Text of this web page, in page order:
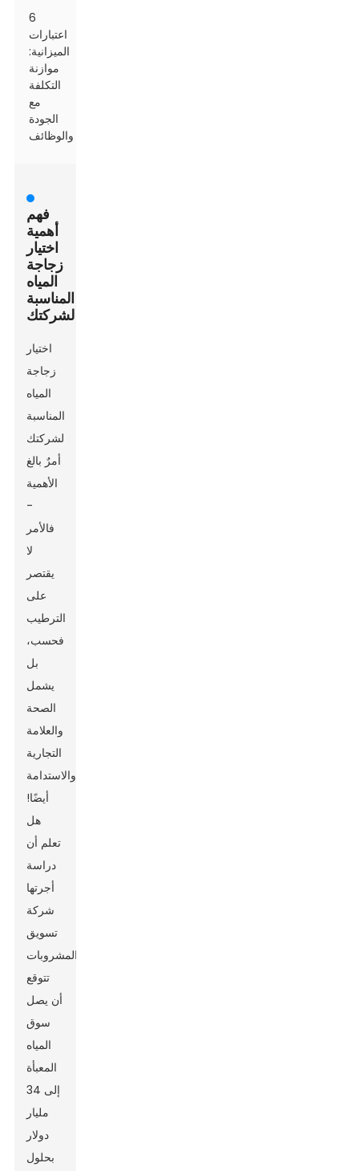
6
اعتبارات
الميزانية:
موازنة
التكلفة
مع
الجودة
والوظائف
فهم
أهمية
اختيار
زجاجة
المياه
المناسبة
لشركتك
اختيار
زجاجة
المياه
المناسبة
لشركتك
أمرٌ بالغ
الأهمية
-
فالأمر
لا
يقتصر
على
الترطيب
فحسب،
بل
يشمل
الصحة
والعلامة
التجارية
والاستدامة
أيضًا!
هل
تعلم أن
دراسة
أجرتها
شركة
تسويق
المشروبات
تتوقع
أن يصل
سوق
المياه
المعبأة
إلى 34
مليار
دولار
بحلول